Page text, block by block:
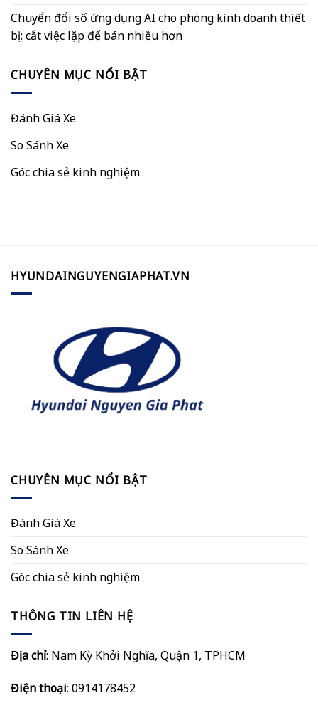
Chuyển đổi số ứng dụng AI cho phòng kinh doanh thiết
bị: cắt việc lặp để bán nhiều hơn
CHUYÊN MỤC NỔI BẬT
Đánh Giá Xe
So Sánh Xe
Góc chia sẻ kinh nghiệm
HYUNDAINGUYENGIAPHAT.VN
CHUYÊN MỤC NỔI BẬT
Đánh Giá Xe
So Sánh Xe
Góc chia sẻ kinh nghiệm
THÔNG TIN LIÊN HỆ
Địa chỉ: Nam Kỳ Khởi Nghĩa, Quận 1, TPHCM
Điện thoại: 0914178452